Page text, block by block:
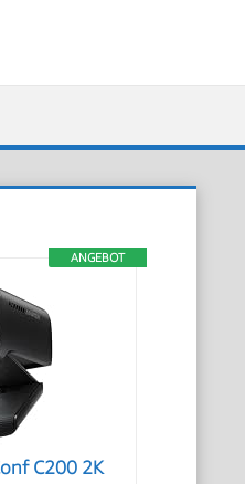
ANGEBOT
C200 2K